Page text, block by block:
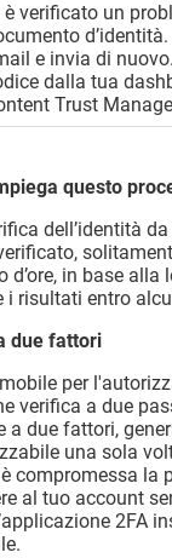
è verificato un
e invia di
dalla tua
Trust
questo
dell’identità
d’ore, in base
i risultati entro
due fattori
per
verifica a due
a due fattori,
una sola
compromessa la
al tuo account
2FA